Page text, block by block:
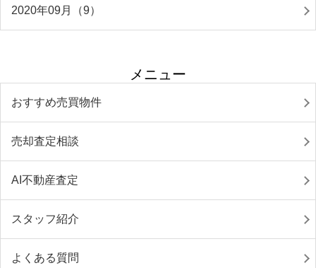
2020年09月（9）
メニュー
おすすめ売買物件
売却査定相談
AI不動産査定
スタッフ紹介
よくある質問